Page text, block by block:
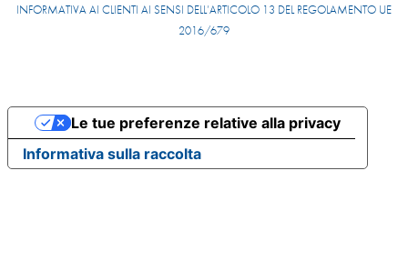
INFORMATIVA AI CLIENTI AI SENSI DELL’ARTICOLO 13 DEL REGOLAMENTO UE
2016/679
Informativa sulla raccolta
Le tue preferenze relative alla privacy